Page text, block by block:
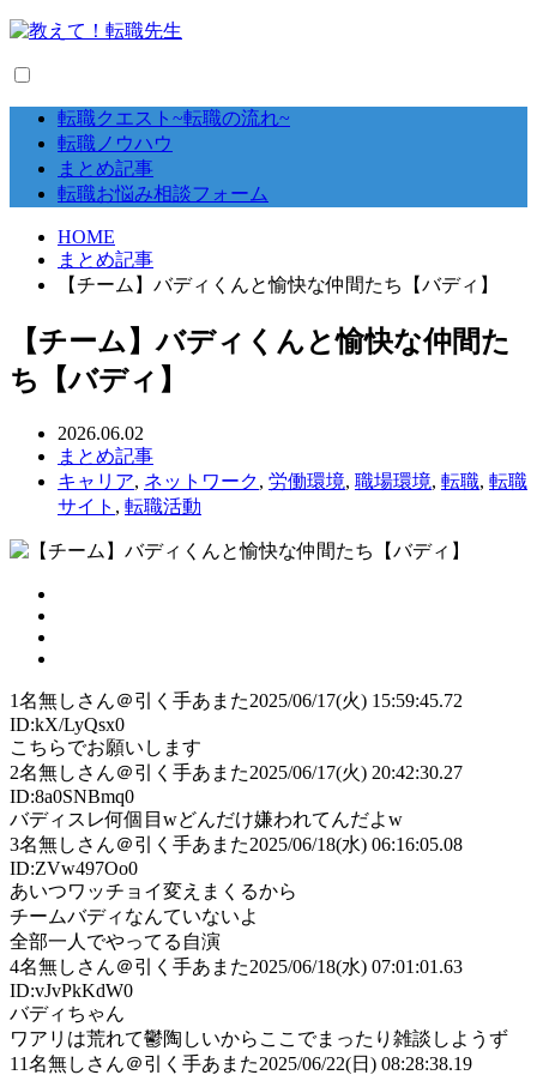
転職クエスト~転職の流れ~
転職ノウハウ
まとめ記事
転職お悩み相談フォーム
HOME
まとめ記事
【チーム】バディくんと愉快な仲間たち【バディ】
【チーム】バディくんと愉快な仲間た
ち【バディ】
2026.06.02
まとめ記事
キャリア, ネットワーク, 労働環境, 職場環境, 転職, 転職
サイト , 転職活動
1名無しさん＠引く手あまた2025/06/17(火) 15:59:45.72
ID:kX/LyQsx0
こちらでお願いします
2名無しさん＠引く手あまた2025/06/17(火) 20:42:30.27
ID:8a0SNBmq0
バディスレ何個目wどんだけ嫌われてんだよw
3名無しさん＠引く手あまた2025/06/18(水) 06:16:05.08
ID:ZVw497Oo0
あいつワッチョイ変えまくるから
チームバディなんていないよ
全部一人でやってる自演
4名無しさん＠引く手あまた2025/06/18(水) 07:01:01.63
ID:vJvPkKdW0
バディちゃん
ワアリは荒れて鬱陶しいからここでまったり雑談しようず
11名無しさん＠引く手あまた2025/06/22(日) 08:28:38.19